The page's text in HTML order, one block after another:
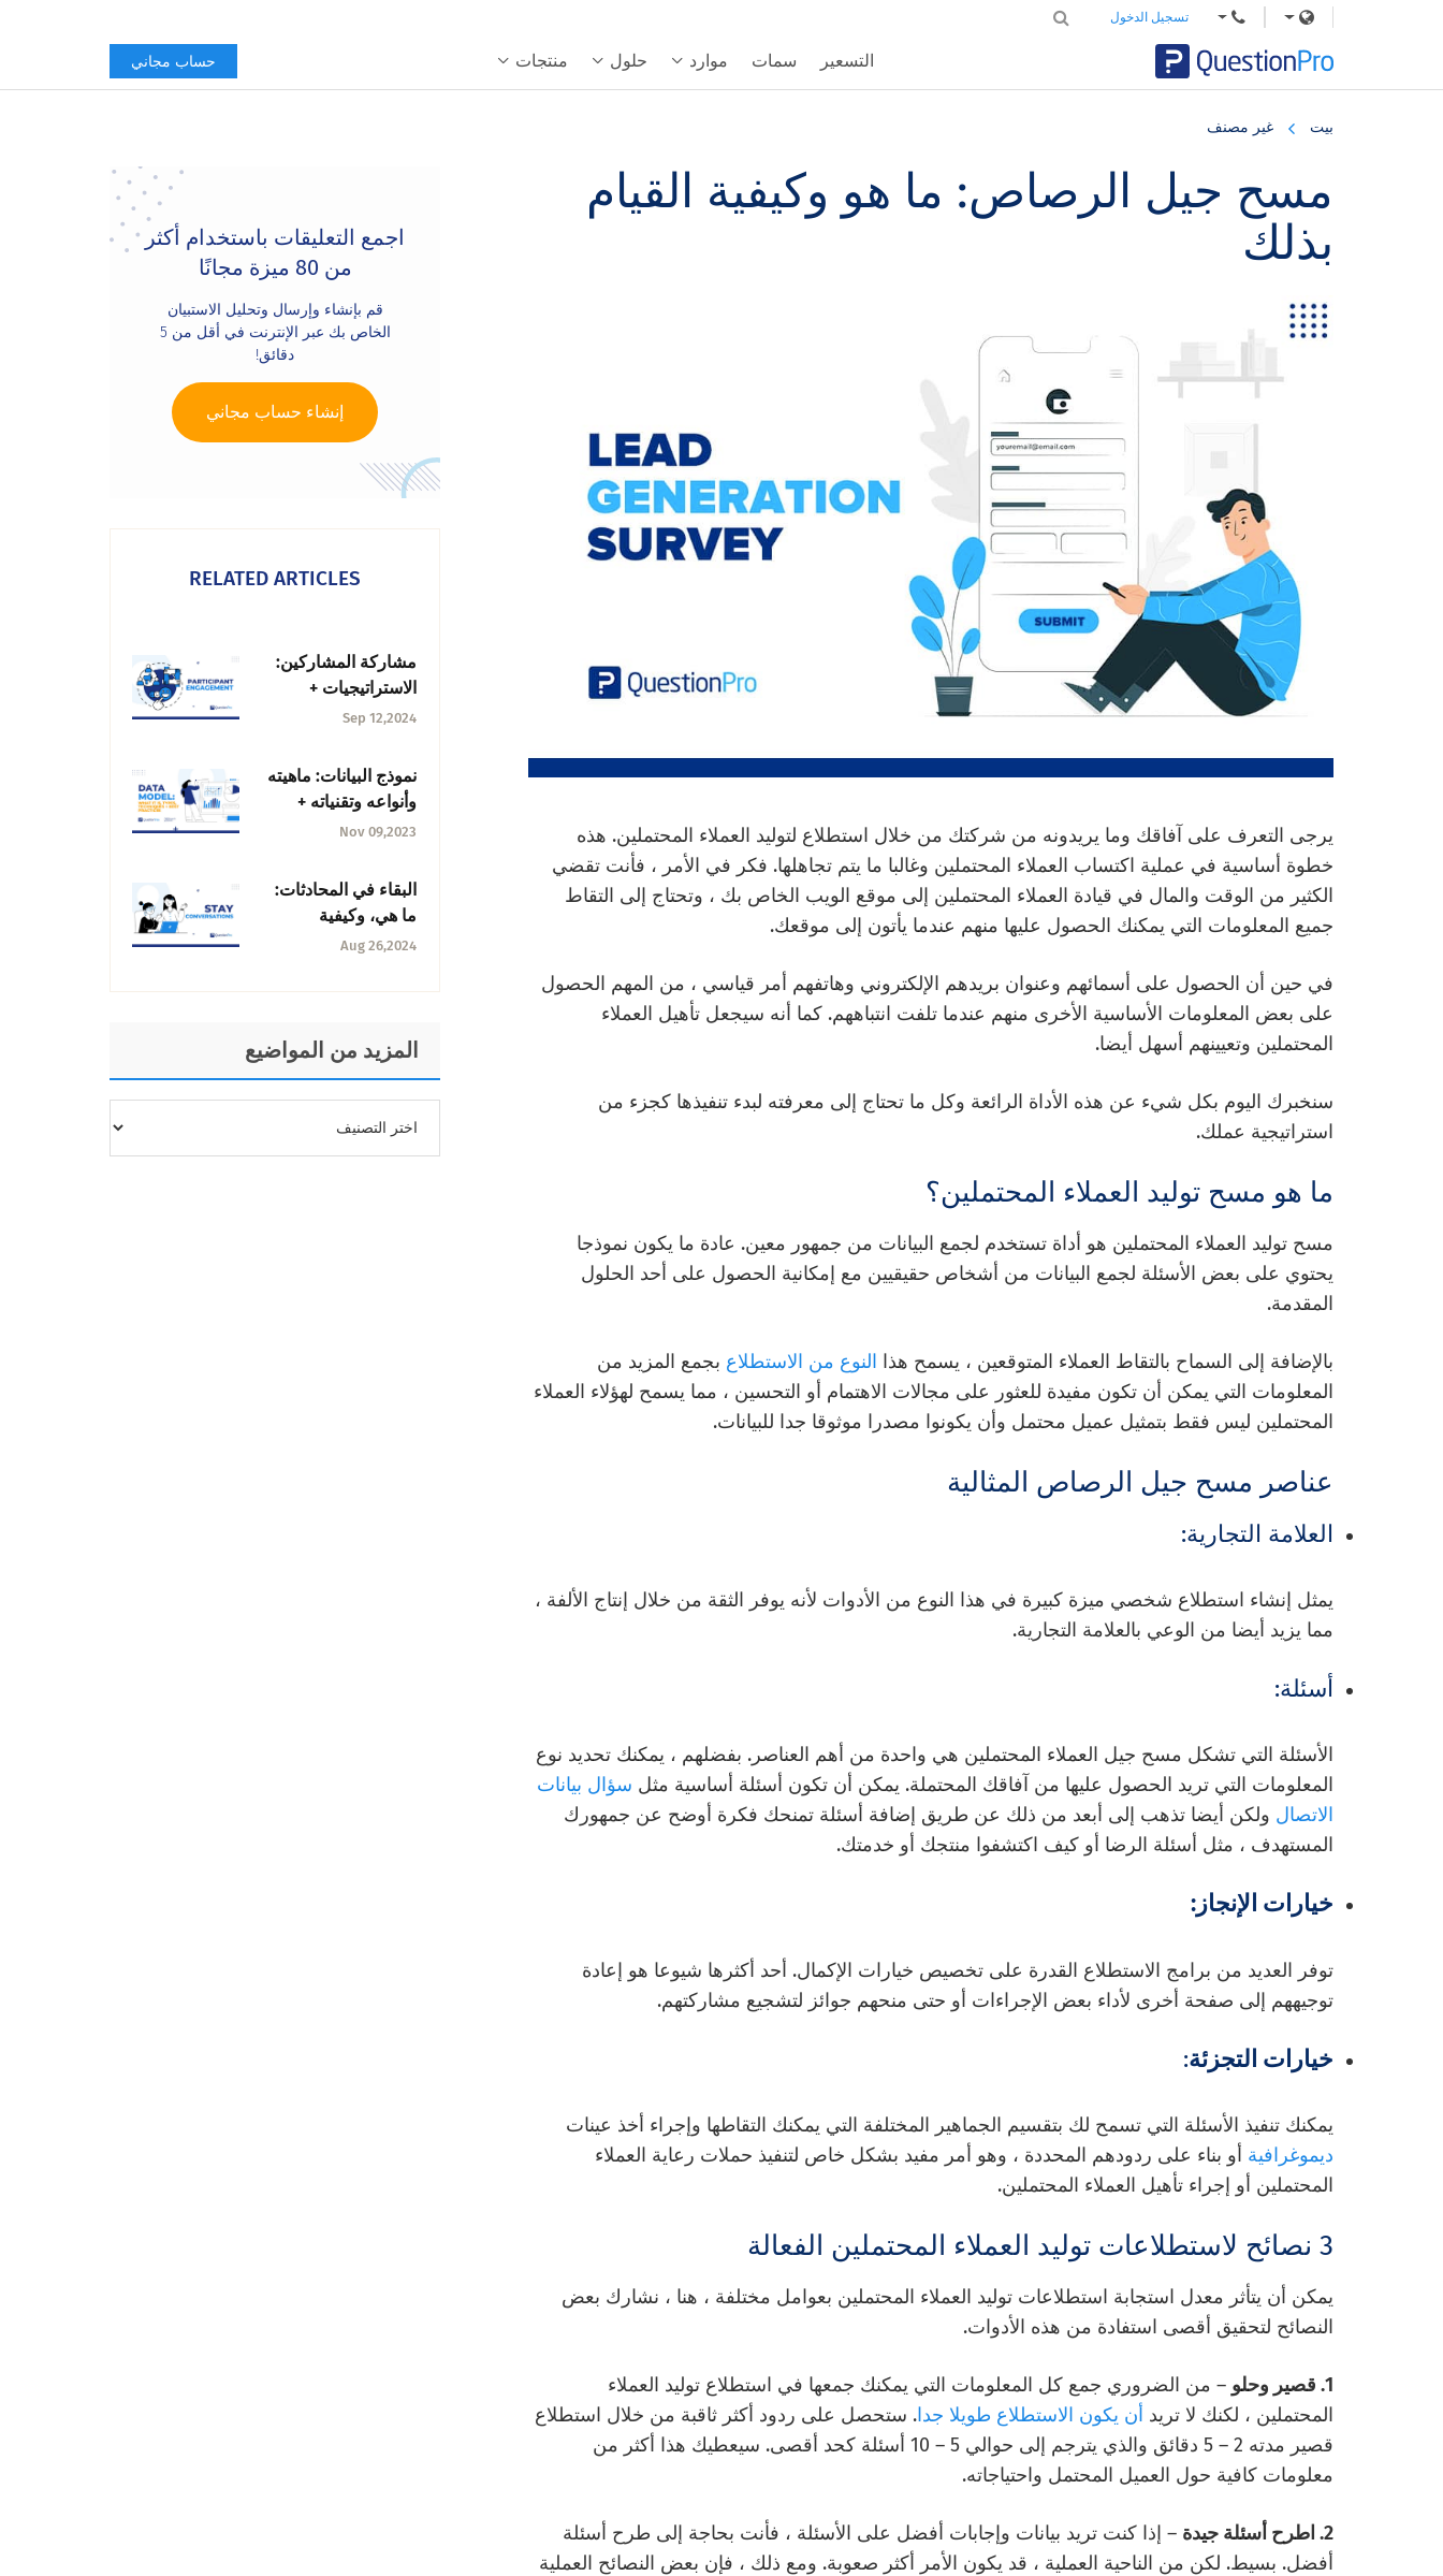
منتجات حلول موارد سمات التسعير
تسجيل الدخول
حساب مجاني
بيت غير مصنف
مسح جيل الرصاص: ما هو وكيفية القيام
بذلك
يرجى التعرف على آفاقك وما يريدونه من شركتك من خلال استطلاع لتوليد العملاء المحتملين. هذه
خطوة أساسية في عملية اكتساب العملاء المحتملين وغالبا ما يتم تجاهلها. فكر في الأمر ، فأنت تقضي
الكثير من الوقت والمال في قيادة العملاء المحتملين إلى موقع الويب الخاص بك ، وتحتاج إلى التقاط
جميع المعلومات التي يمكنك الحصول عليها منهم عندما يأتون إلى موقعك.
في حين أن الحصول على أسمائهم وعنوان بريدهم الإلكتروني وهاتفهم أمر قياسي ، من المهم الحصول
على بعض المعلومات الأساسية الأخرى منهم عندما تلفت انتباههم. كما أنه سيجعل تأهيل العملاء
المحتملين وتعيينهم أسهل أيضا.
سنخبرك اليوم بكل شيء عن هذه الأداة الرائعة وكل ما تحتاج إلى معرفته لبدء تنفيذها كجزء من
استراتيجية عملك.
ما هو مسح توليد العملاء المحتملين؟
مسح توليد العملاء المحتملين هو أداة تستخدم لجمع البيانات من جمهور معين. عادة ما يكون نموذجا
يحتوي على بعض الأسئلة لجمع البيانات من أشخاص حقيقيين مع إمكانية الحصول على أحد الحلول
المقدمة.
بالإضافة إلى السماح بالتقاط العملاء المتوقعين ، يسمح هذا النوع من الاستطلاع بجمع المزيد من
المعلومات التي يمكن أن تكون مفيدة للعثور على مجالات الاهتمام أو التحسين ، مما يسمح لهؤلاء العملاء
المحتملين ليس فقط بتمثيل عميل محتمل وأن يكونوا مصدرا موثوقا جدا للبيانات.
عناصر مسح جيل الرصاص المثالية
العلامة التجارية:
يمثل إنشاء استطلاع شخصي ميزة كبيرة في هذا النوع من الأدوات لأنه يوفر الثقة من خلال إنتاج الألفة ،
مما يزيد أيضا من الوعي بالعلامة التجارية.
أسئلة:
الأسئلة التي تشكل مسح جيل العملاء المحتملين هي واحدة من أهم العناصر. بفضلهم ، يمكنك تحديد نوع
المعلومات التي تريد الحصول عليها من آفاقك المحتملة. يمكن أن تكون أسئلة أساسية مثل سؤال بيانات
الاتصال ولكن أيضا تذهب إلى أبعد من ذلك عن طريق إضافة أسئلة تمنحك فكرة أوضح عن جمهورك
المستهدف ، مثل أسئلة الرضا أو كيف اكتشفوا منتجك أو خدمتك.
خيارات الإنجاز:
توفر العديد من برامج الاستطلاع القدرة على تخصيص خيارات الإكمال. أحد أكثرها شيوعا هو إعادة
توجيههم إلى صفحة أخرى لأداء بعض الإجراءات أو حتى منحهم جوائز لتشجيع مشاركتهم.
خيارات التجزئة:
يمكنك تنفيذ الأسئلة التي تسمح لك بتقسيم الجماهير المختلفة التي يمكنك التقاطها وإجراء أخذ عينات
ديموغرافية أو بناء على ردودهم المحددة ، وهو أمر مفيد بشكل خاص لتنفيذ حملات رعاية العملاء
المحتملين أو إجراء تأهيل العملاء المحتملين.
3 نصائح لاستطلاعات توليد العملاء المحتملين الفعالة
يمكن أن يتأثر معدل استجابة استطلاعات توليد العملاء المحتملين بعوامل مختلفة ، هنا ، نشارك بعض
النصائح لتحقيق أقصى استفادة من هذه الأدوات.
1. قصير وحلو
– من الضروري جمع كل المعلومات التي يمكنك جمعها في استطلاع توليد العملاء
المحتملين ، لكنك لا تريد أن يكون الاستطلاع طويلا جدا. ستحصل على ردود أكثر ثاقبة من خلال استطلاع
قصير مدته 2 – 5 دقائق والذي يترجم إلى حوالي 5 – 10 أسئلة كحد أقصى. سيعطيك هذا أكثر من
معلومات كافية حول العميل المحتمل واحتياجاته.
2. اطرح أسئلة جيدة
– إذا كنت تريد بيانات وإجابات أفضل على الأسئلة ، فأنت بحاجة إلى طرح أسئلة
أفضل. بسيط. لكن من الناحية العملية ، قد يكون الأمر أكثر صعوبة. ومع ذلك ، فإن بعض النصائح العملية
Sidebar
اجمع التعليقات باستخدام أكثر
من 80 ميزة مجانًا
قم بإنشاء وإرسال وتحليل الاستبيان
الخاص بك عبر الإنترنت في أقل من 5
دقائق!
إنشاء حساب مجاني
RELATED ARTICLES
مشاركة المشاركين:
الاستراتيجيات +
تحسين التفاعل
Sep 12,2024
نموذج البيانات: ماهيته
وأنواعه وتقنياته +
أفضل الممارسات
Nov 09,2023
البقاء في المحادثات:
ما هي، وكيفية
استخدامها، والأسئلة
Aug 26,2024
المزيد من المواضيع
المواضيع